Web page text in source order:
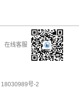
在线客服
18030989号-2